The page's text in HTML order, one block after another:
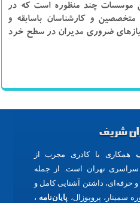
موسسات چند منظوره است كه در
متخصصين و كارشناسان باسابقه و
ضروري مديران در سطح خرد
شریف
همکاری با کادری مجرب از
سراسری تهران است. از جمله
حرفه‌ای، داشتن آشنایی کامل و
سمینار، پروپوزال، پایان‌نامه ،